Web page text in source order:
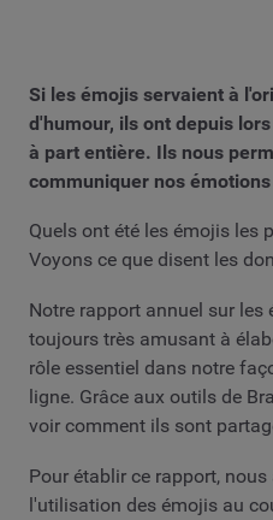
Si les émojis servaient à
d'humour, ils ont depuis
à part entière. Ils nous
communiquer nos
Quels ont été les émojis les
Voyons ce que disent les
Notre rapport annuel sur
toujours très amusant à
rôle essentiel dans notre
ligne. Grâce aux outils de
voir comment ils sont
Pour établir ce rapport,
l'utilisation des émojis au